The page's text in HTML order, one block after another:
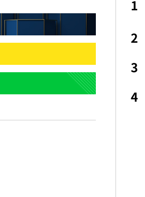
'서준맘' 박세미, 연하 남자친구와 열애 "결혼
생각도"
[속보]이 대통령 "부동산 공급 기존 사고방식
매달리지 말고 과감히 실천"
백혈병 재발 최성원 "치료가 날 죽이는 것 같
이 대통령, 6시간 부동산 회의서 공급 논
1
2
3
4